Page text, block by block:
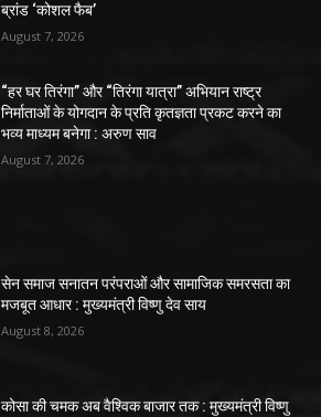
ब्रांड ‘कोशल फैब’
August 7, 2026
“हर घर तिरंगा” और “तिरंगा यात्रा” अभियान राष्ट्र
निर्माताओं के योगदान के प्रति कृतज्ञता प्रकट करने का
भव्य माध्यम बनेगा : अरुण साव
August 7, 2026
सेन समाज सनातन परंपराओं और सामाजिक समरसता का
मजबूत आधार : मुख्यमंत्री विष्णु देव साय
August 8, 2026
कोसा की चमक अब वैश्विक बाजार तक : मुख्यमंत्री विष्णु